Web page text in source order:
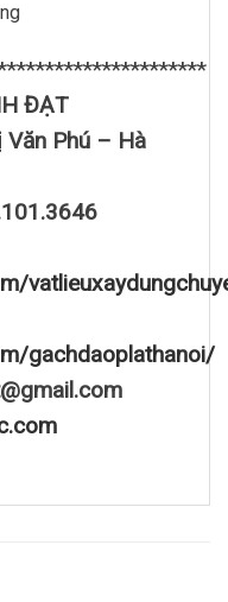
ĐẠT
Phú – Hà
gachdaoplathanoi/